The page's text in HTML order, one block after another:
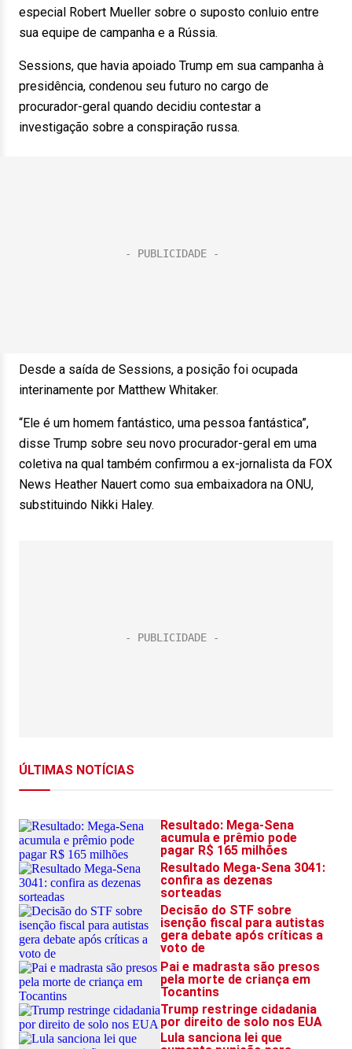
especial Robert Mueller sobre o suposto conluio entre
sua equipe de campanha e a Rússia.
Sessions, que havia apoiado Trump em sua campanha à
presidência, condenou seu futuro no cargo de
procurador-geral quando decidiu contestar a
investigação sobre a conspiração russa.
Desde a saída de Sessions, a posição foi ocupada
interinamente por Matthew Whitaker.
“Ele é um homem fantástico, uma pessoa fantástica”,
disse Trump sobre seu novo procurador-geral em uma
coletiva na qual também confirmou a ex-jornalista da FOX
News Heather Nauert como sua embaixadora na ONU,
substituindo Nikki Haley.